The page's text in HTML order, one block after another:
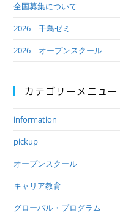
全国募集について
2026 千鳥ゼミ
2026 オープンスクール
カテゴリーメニュー
information
pickup
オープンスクール
キャリア教育
グローバル・プログラム